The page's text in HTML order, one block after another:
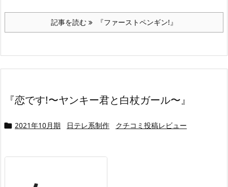
記事を読む 『ファーストペンギン!』
『恋です!〜ヤンキー君と白杖ガール〜』
 2021年10月期 日テレ系制作 クチコミ投稿レビュー